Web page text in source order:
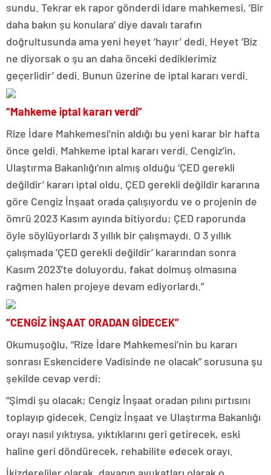
sundu. Tekrar ek rapor gönderdi idare mahkemesi, ‘Bir
daha bakın şu konulara’ diye davalı tarafın
doğrultusunda ama yeni heyet ‘hayır’ dedi. Heyet ‘Biz
ne diyorsak o şu an daha önceki dediklerimiz
geçerlidir’ dedi. Bunun üzerine de iptal kararı verdi.
“Mahkeme iptal kararı verdi”
Rize İdare Mahkemesi’nin aldığı bu yeni karar bir hafta
önce geldi. Mahkeme iptal kararı verdi. Cengiz’in,
Ulaştırma Bakanlığı’nın almış olduğu ‘ÇED gerekli
değildir’ kararı iptal oldu. ÇED gerekli değildir kararına
göre Cengiz İnşaat orada çalışıyordu ve o projenin de
ömrü 2023 Kasım ayında bitiyordu; ÇED raporunda
öyle söylüyorlardı 3 yıllık bir çalışmaydı. O 3 yıllık
çalışmada ‘ÇED gerekli değildir’ kararından sonra
Kasım 2023’te doluyordu, fakat dolmuş olmasına
rağmen halen projeye devam ediyorlardı.”
“CENGİZ İNŞAAT ORADAN GİDECEK”
Okumuşoğlu, “Rize İdare Mahkemesi’nin bu kararı
sonrası Eskencidere Vadisinde ne olacak” sorusuna şu
şekilde cevap verdi:
“Şimdi şu olacak; Cengiz İnşaat oradan pılını pırtısını
toplayıp gidecek. Cengiz İnşaat ve Ulaştırma Bakanlığı
orayı nasıl yıktıysa, yıktıklarını geri getirecek, eski
haline geri döndürecek, rehabilite edecek orayı.